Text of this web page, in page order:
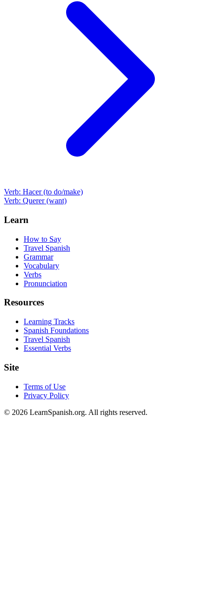
Verb: Hacer (to do/make)
Verb: Querer (want)
Learn
How to Say
Travel Spanish
Grammar
Vocabulary
Verbs
Pronunciation
Resources
Learning Tracks
Spanish Foundations
Travel Spanish
Essential Verbs
Site
Terms of Use
Privacy Policy
© 2026 LearnSpanish.org. All rights reserved.